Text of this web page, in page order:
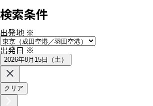
検索条件
出発地 ※
出発日※
2026年8月15日（土）
クリア